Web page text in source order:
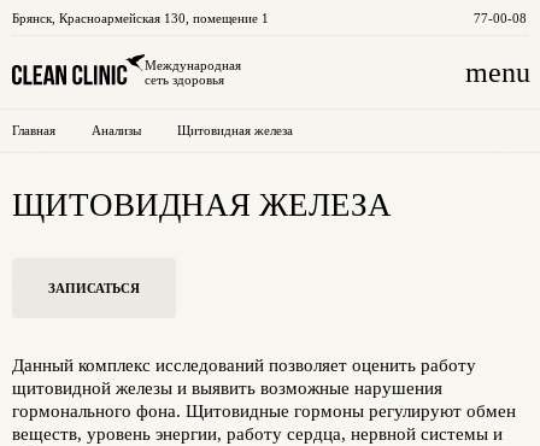
Брянск Красноармейская 130, помещение 1 77-00-08
Международная
сеть здоровья
menu
Главная Анализы Щитовидная железа
ЩИТОВИДНАЯ ЖЕЛЕЗА
ЗАПИСАТЬСЯ
Данный комплекс исследований позволяет оценить работу
щитовидной железы и выявить возможные нарушения
гормонального фона. Щитовидные гормоны регулируют обмен
веществ, уровень энергии, работу сердца, нервной системы и